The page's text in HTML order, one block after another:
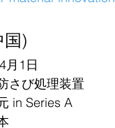
国)
月1日
さび処理装置
in Series A